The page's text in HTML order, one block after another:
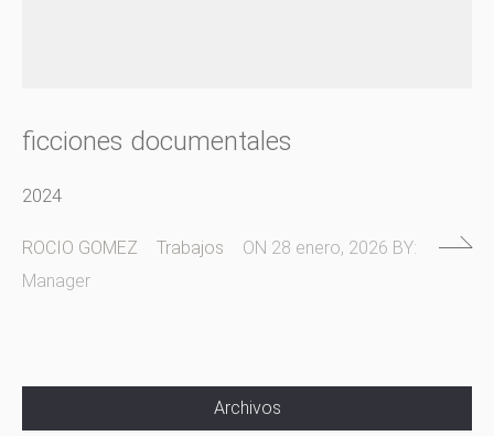
ficciones documentales
2024
ROCIO GOMEZ Trabajos ON 28 enero, 2026 BY:
Manager
Archivos